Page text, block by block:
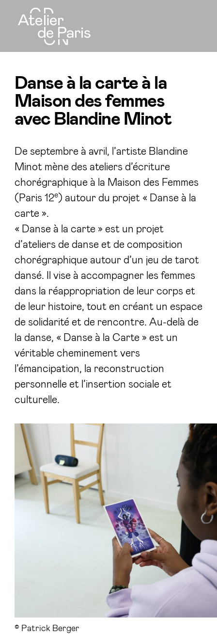
Danse à la carte à la
Maison des femmes
avec Blandine Minot
De septembre à avril, l’artiste Blandine
Minot mène des ateliers d’écriture
chorégraphique à la Maison des Femmes
(Paris 12e) autour du projet « Danse à la
carte ».
« Danse à la carte » est un projet
d’ateliers de danse et de composition
chorégraphique autour d’un jeu de tarot
dansé. Il vise à accompagner les femmes
dans la réappropriation de leur corps et
de leur histoire, tout en créant un espace
de solidarité et de rencontre. Au-delà de
la danse, « Danse à la Carte » est un
véritable cheminement vers
l’émancipation, la reconstruction
personnelle et l’insertion sociale et
culturelle.
©️ Patrick Berger